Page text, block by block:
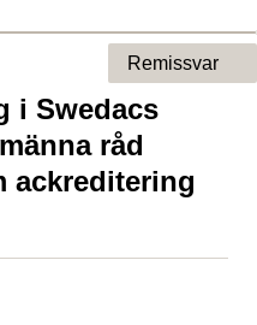
i Swedacs
råd
ackreditering
Remissvar